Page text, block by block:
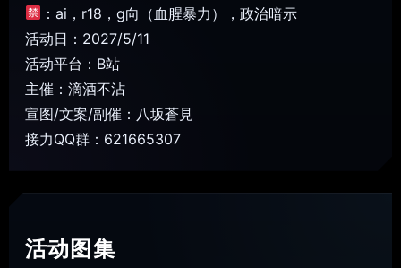
：ai，r18，g向（血腥暴力），政治暗示
活动日：2027/5/11
活动平台：B站
主催：滴酒不沾
宣图/文案/副催：八坂蒼見
接力QQ群：621665307
活动图集